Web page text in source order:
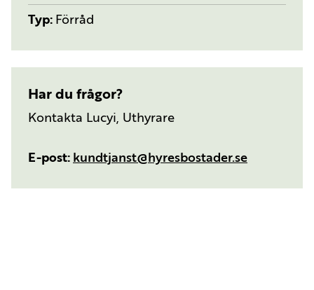
Typ Förråd
Har du frågor?
Kontakta Lucyi, Uthyrare
E-post kundtjanst@hyresbostader.se